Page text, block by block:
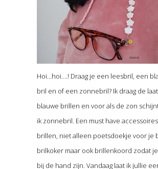
Hoi…hoi….! Draag je een leesbril, een
bril en of een zonnebril? Ik draag de
blauwe brillen en voor als de zon
ik zonnebril. Een must have
brillen, niet alleen poetsdoekje voor je
brilkoker maar ook brillenkoord zodat
bij de hand zijn. Vandaag laat ik jullie